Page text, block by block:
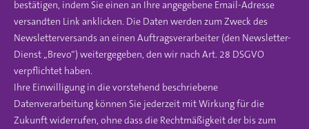
bestätigen, indem Sie einen an Ihre angegebene Email-Adresse
versandten Link anklicken. Die Daten werden zum Zweck des
Newsletterversands an einen Auftragsverarbeiter (den Newsletter-
Dienst „Brevo“) weitergegeben, den wir nach Art. 28 DSGVO
verpflichtet haben.
Ihre Einwilligung in die vorstehend beschriebene
Datenverarbeitung können Sie jederzeit mit Wirkung für die
Zukunft widerrufen, ohne dass die Rechtmäßigkeit der bis zum